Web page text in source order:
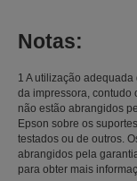
Notas:
1 A utilização
da impressora, contudo
não estão abrangidos
Epson sobre os
testados ou de outros.
abrangidos pela
para obter mais